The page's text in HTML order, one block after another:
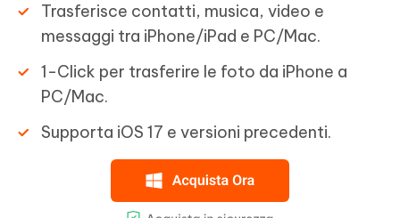
Trasferisce contatti, musica, video e
messaggi tra iPhone/iPad e PC/Mac.
1-Click per trasferire le foto da iPhone a
PC/Mac.
Supporta iOS 17 e versioni precedenti.